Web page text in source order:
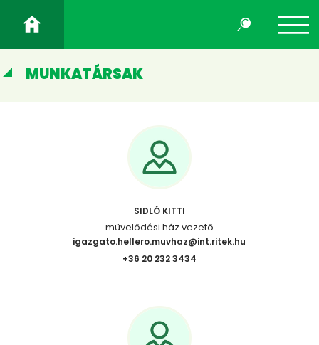
MUNKATÁRSAK
SIDLÓ KITTI
művelődési ház vezető
igazgato.hellero.muvhaz@int.ritek.hu
+36 20 232 3434